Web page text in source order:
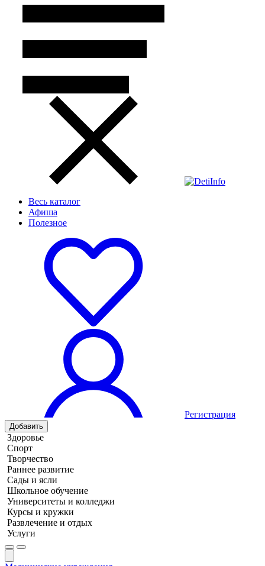
Весь каталог
Афиша
Полезное
Регистрация
Добавить
Здоровье
Спорт
Творчество
Раннее развитие
Сады и ясли
Школьное обучение
Университеты и колледжи
Курсы и кружки
Развлечение и отдых
Услуги